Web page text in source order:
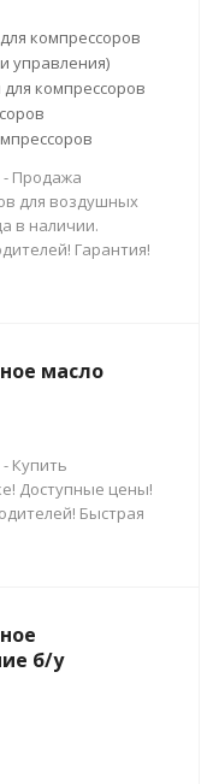
компрессоров
управления)
компрессоров
- Продажа
для воздушных
в наличии.
Гарантия!
масло
Купить
Доступные цены!
Быстрая
б/у